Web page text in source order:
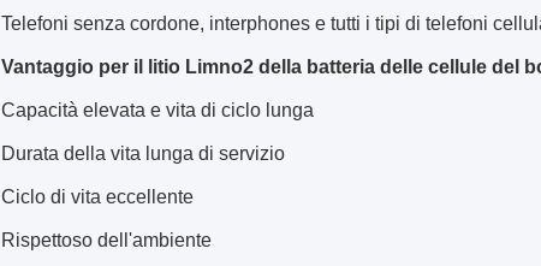
Telefoni senza cordone, interphones e tutti i tipi di telefoni
Vantaggio per il litio Limno2 della batteria delle cellule del
Capacità elevata e vita di ciclo lunga
Durata della vita lunga di servizio
Ciclo di vita eccellente
Rispettoso dell'ambiente